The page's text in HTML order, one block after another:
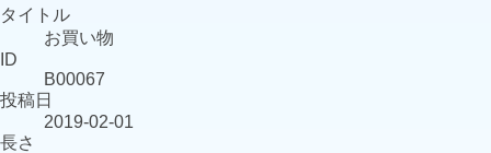
タイトル
お買い物
ID
B00067
投稿日
2019-02-01
長さ